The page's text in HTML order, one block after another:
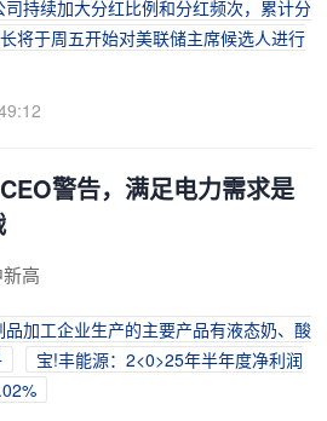
持续加大分红比例和分红频次，累计分
将于周五开始对美联储主席候选人进行
警告，满足电力需求是
高
加工企业生产的主要产品有液态奶、酸
宝!丰能源：2<0>25年半年度净利润